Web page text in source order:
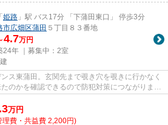
「姫路 」駅 バス17分 「下蒲田東口」 停歩3分
市広畑区蒲田 ５丁目８３番地
4.7万円
年 ｜募集中： 2室
ス東蒲田。玄関先まで覗き穴を覗きに行かなく
のかを確認できるので防犯対策につながりま
万円
理費・共益費 2,200円)